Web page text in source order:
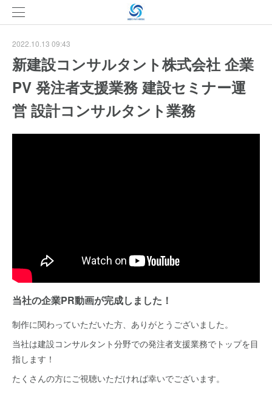
2022.10.13 09:43
新建設コンサルタント株式会社 企業
PV 発注者支援業務 建設セミナー運
営 設計コンサルタント業務
当社の企業PR動画が完成しました！
制作に関わっていただいた方、ありがとうございました。
当社は建設コンサルタント分野での発注者支援業務でトップを目
指します！
たくさんの方にご視聴いただければ幸いでございます。